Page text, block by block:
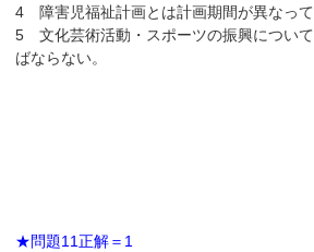
4 障害児福祉計画とは計画期間が異なって
5 文化芸術活動・スポーツの振興につい
ばならない。
★問題11正解＝1